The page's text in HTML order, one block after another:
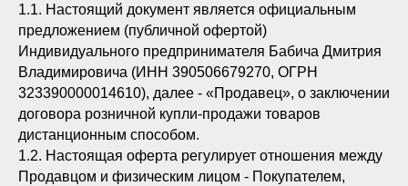
1.1. Настоящий документ является официальным
предложением (публичной офертой)
Индивидуального предпринимателя Бабича Дмитрия
Владимировича (ИНН 390506679270, ОГРН
323390000014610), далее - «Продавец», о заключении
договора розничной купли-продажи товаров
дистанционным способом.
1.2. Настоящая оферта регулирует отношения между
Продавцом и физическим лицом - Покупателем,